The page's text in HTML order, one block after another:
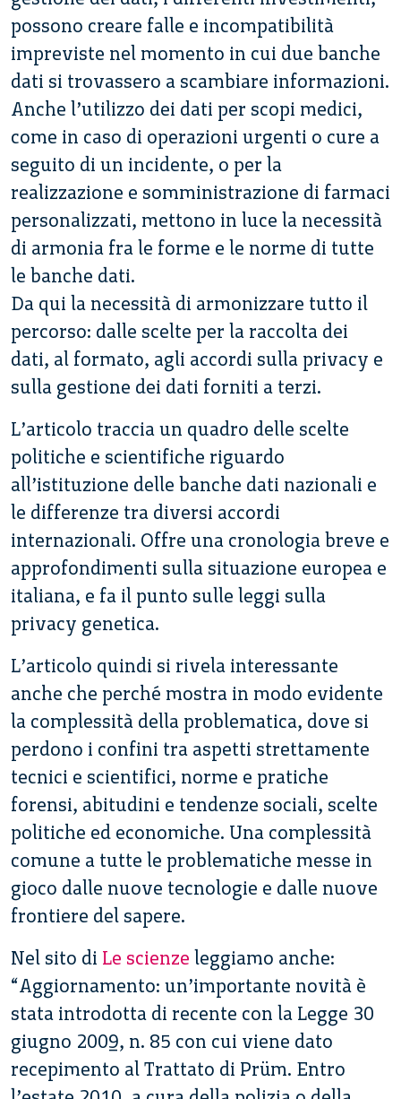
possono creare falle e incompatibilità
impreviste nel momento in cui due banche
dati si trovassero a scambiare informazioni.
Anche l’utilizzo dei dati per scopi medici,
come in caso di operazioni urgenti o cure a
seguito di un incidente, o per la
realizzazione e somministrazione di farmaci
personalizzati, mettono in luce la necessità
di armonia fra le forme e le norme di tutte
le banche dati.
Da qui la necessità di armonizzare tutto il
percorso: dalle scelte per la raccolta dei
dati, al formato, agli accordi sulla privacy e
sulla gestione dei dati forniti a terzi.
L’articolo traccia un quadro delle scelte
politiche e scientifiche riguardo
all’istituzione delle banche dati nazionali e
le differenze tra diversi accordi
internazionali. Offre una cronologia breve e
approfondimenti sulla situazione europea e
italiana, e fa il punto sulle leggi sulla
privacy genetica.
L’articolo quindi si rivela interessante
anche che perché mostra in modo evidente
la complessità della problematica, dove si
perdono i confini tra aspetti strettamente
tecnici e scientifici, norme e pratiche
forensi, abitudini e tendenze sociali, scelte
politiche ed economiche. Una complessità
comune a tutte le problematiche messe in
gioco dalle nuove tecnologie e dalle nuove
frontiere del sapere.
Nel sito di Le scienze leggiamo anche:
“Aggiornamento: un’importante novità è
stata introdotta di recente con la Legge 30
giugno 2009, n. 85 con cui viene dato
recepimento al Trattato di Prüm. Entro